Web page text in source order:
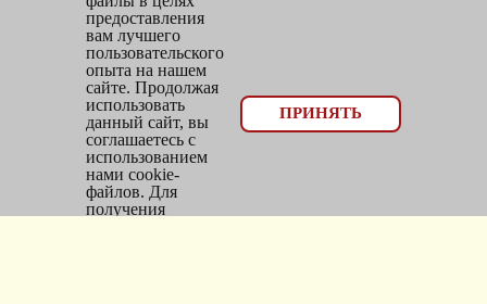
© 2026, оптовый отдел Мир трикотажа
bms_opt@mail.ru
Тел: 8(383)300-10-20
Адрес: г.Новосибирск,
предоставления
вам лучшего
пользовательского
опыта на нашем
сайте. Продолжая
использовать
данный сайт, вы
соглашаетесь с
использованием
нами cookie-
файлов. Для
получения
ПРИНЯТЬ